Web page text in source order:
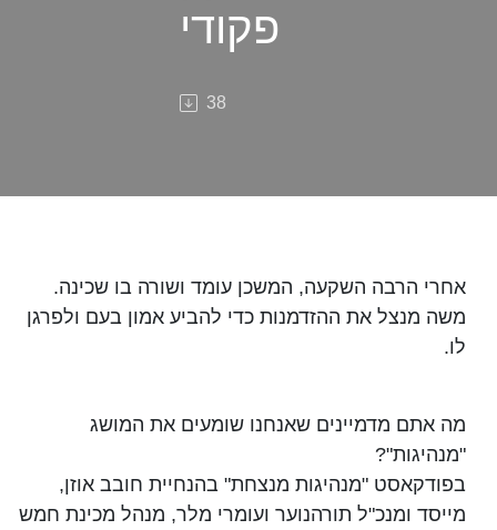
פקודי
38
אחרי הרבה השקעה, המשכן עומד ושורה בו שכינה.
משה מנצל את ההזדמנות כדי להביע אמון בעם ולפרגן
לו.
מה אתם מדמיינים שאנחנו שומעים את המושג
"מנהיגות"?
בפודקאסט "מנהיגות מנצחת" בהנחיית חובב אוזן,
מייסד ומנכ"ל תורהנוער ועומרי מלר, מנהל מכינת חמש